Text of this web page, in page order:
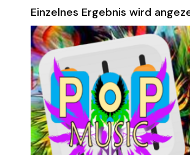
Einzelnes Ergebnis wird